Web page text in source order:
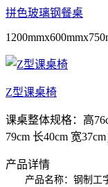
拼色玻璃钢餐桌
Z型课桌椅
课桌整体规格：高
79cm 长40cm 宽37cm
产品详情
产品名称：钢制工